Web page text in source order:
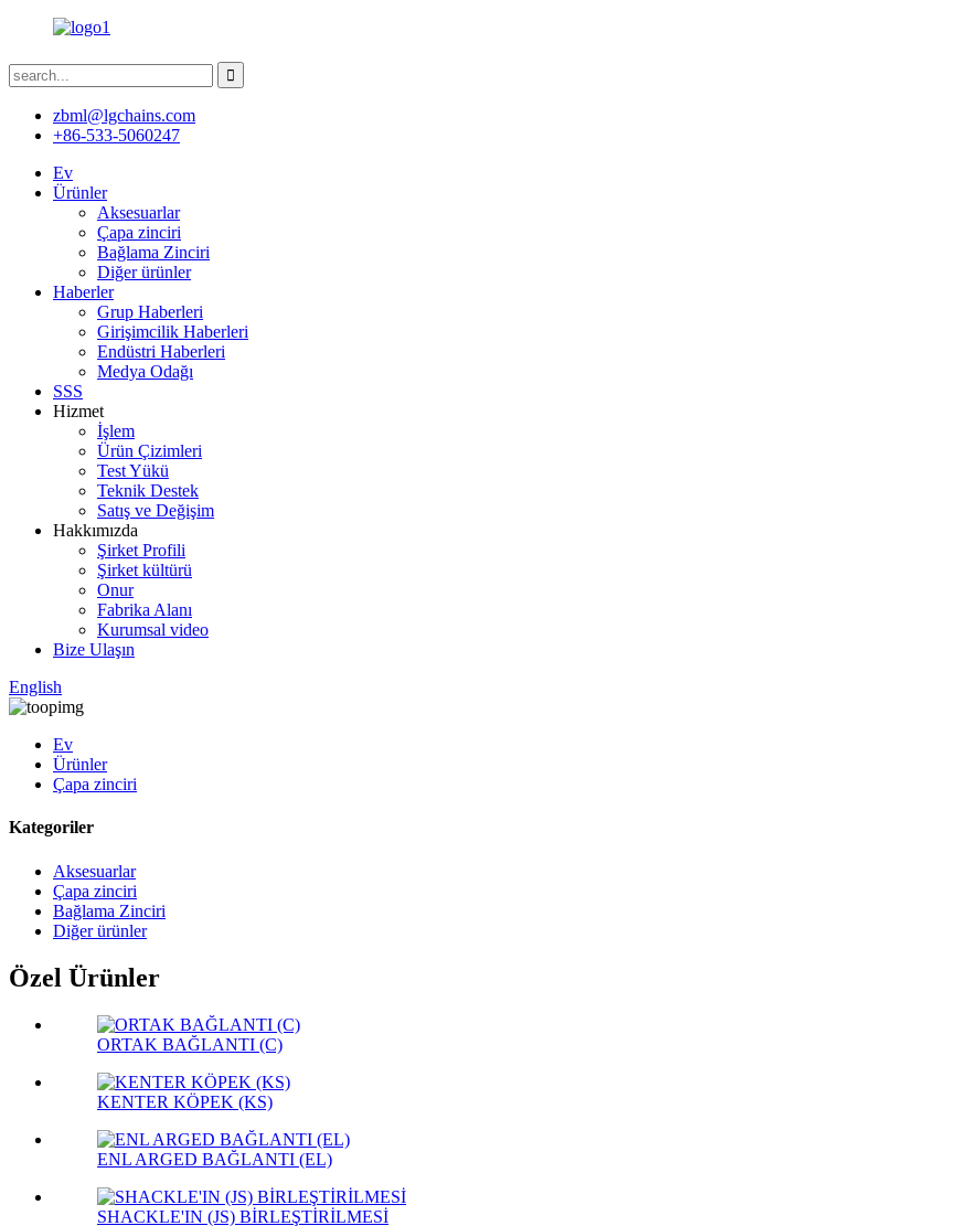
zbml@lgchains.com
+86-533-5060247
Ev
Ürünler
Aksesuarlar
Çapa zinciri
Bağlama Zinciri
Diğer ürünler
Haberler
Grup Haberleri
Girişimcilik Haberleri
Endüstri Haberleri
Medya Odağı
SSS
Hizmet
İşlem
Ürün Çizimleri
Test Yükü
Teknik Destek
Satış ve Değişim
Hakkımızda
Şirket Profili
Şirket kültürü
Onur
Fabrika Alanı
Kurumsal video
Bize Ulaşın
English
Ev
Ürünler
Çapa zinciri
Kategoriler
Aksesuarlar
Çapa zinciri
Bağlama Zinciri
Diğer ürünler
Özel Ürünler
ORTAK BAĞLANTI (C)
KENTER KÖPEK (KS)
ENL ARGED BAĞLANTI (EL)
SHACKLE'IN (JS) BİRLEŞTİRİLMESİ